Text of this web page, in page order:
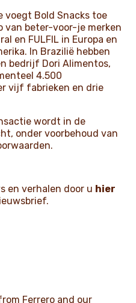
voegt Bold Snacks toe
van beter-voor-je merken
en FULFIL in Europa en
In Brazilië hebben
bedrijf Dori Alimentos,
4.500
vijf fabrieken en drie
wordt in de
onder voorbehoud van
en verhalen door u hier
Ferrero and our